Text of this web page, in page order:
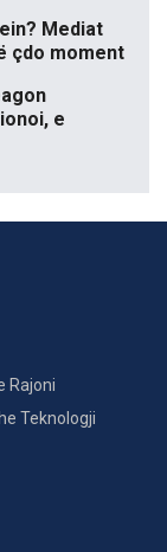
Mediat
çdo moment
e
Rajoni
Teknologji